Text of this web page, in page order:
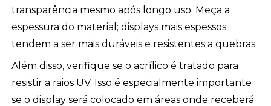
transparência mesmo após longo uso. Meça a
espessura do material; displays mais espessos
tendem a ser mais duráveis e resistentes a quebras.
Além disso, verifique se o acrílico é tratado para
resistir a raios UV. Isso é especialmente importante
se o display será colocado em áreas onde receberá